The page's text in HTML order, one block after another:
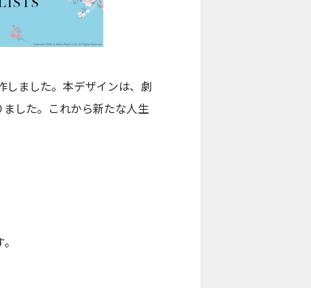
しました。本デザインは、劇
した。これから新たな人生